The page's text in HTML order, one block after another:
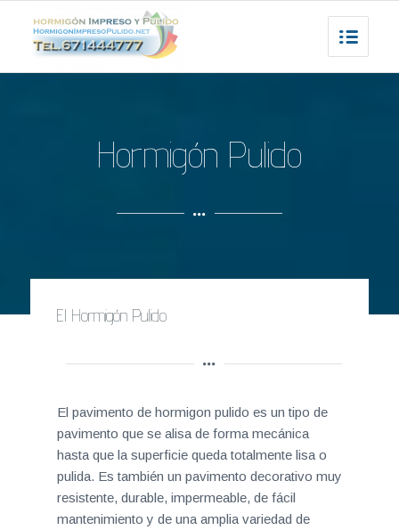
Hormigón Pulido
El Hormigón Pulido
El pavimento de hormigon pulido es un tipo de
pavimento que se alisa de forma mecánica
hasta que la superficie queda totalmente lisa o
pulida. Es también un pavimento decorativo muy
resistente, durable, impermeable, de fácil
mantenimiento y de una amplia variedad de